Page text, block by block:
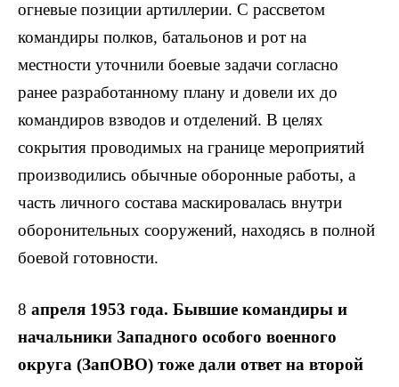
огневые позиции артиллерии. С рассветом
командиры полков, батальонов и рот на
местности уточнили боевые задачи согласно
ранее разработанному плану и довели их до
командиров взводов и отделений. В целях
сокрытия проводимых на границе мероприятий
производились обычные оборонные работы, а
часть личного состава маскировалась внутри
оборонительных сооружений, находясь в полной
боевой готовности.
8 апреля 1953 года. Бывшие командиры и
начальники Западного особого военного
округа (ЗапОВО) тоже дали ответ на второй